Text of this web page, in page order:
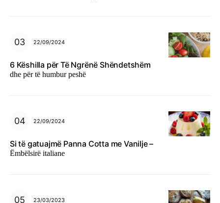
22/09/2024
6 Këshilla për Të Ngrënë Shëndetshëm
dhe për të humbur peshë
22/09/2024
Si të gatuajmë Panna Cotta me Vanilje –
Ëmbëlsirë italiane
23/03/2023